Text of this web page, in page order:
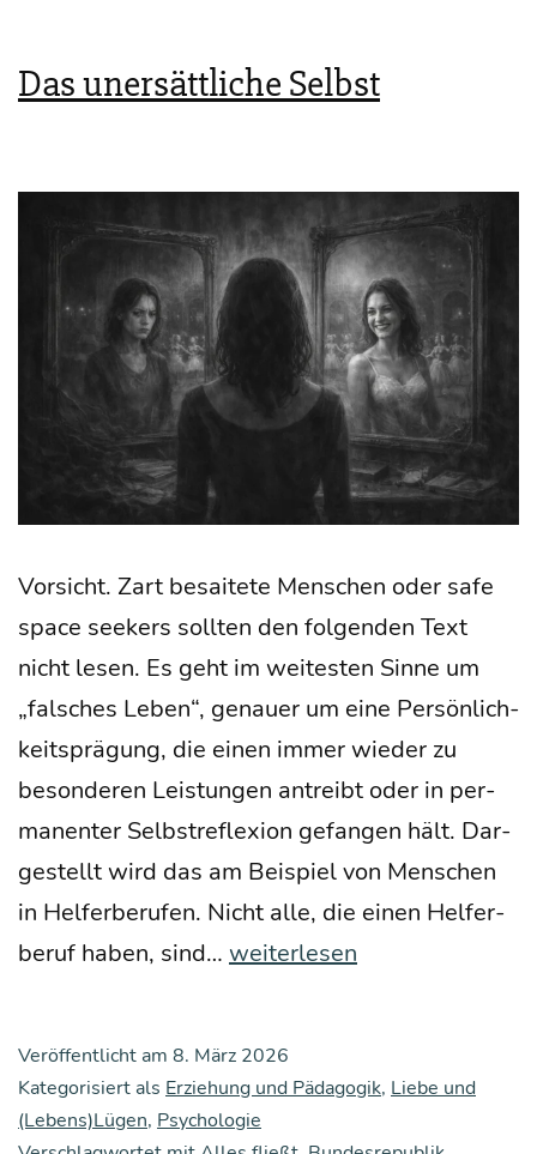
Das unersättliche Selbst
Vor­sicht. Zart besai­te­te Men­schen oder safe
space see­kers soll­ten den fol­gen­den Text
nicht lesen. Es geht im wei­tes­ten Sin­ne um
„fal­sches Leben“, genau­er um eine Per­sön­lich­
keits­prä­gung, die einen immer wie­der zu
beson­de­ren Leis­tun­gen antreibt oder in per­
ma­nen­ter Selbst­re­fle­xi­on gefan­gen hält. Dar­
ge­stellt wird das am Bei­spiel von Men­schen
in Hel­fer­be­ru­fen. Nicht alle, die einen Hel­fer­
be­ruf haben, sind… Das
che
weiterlesen
Veröffentlicht am 8. März 2026
Kategorisiert als Erziehung und Pädagogik, Liebe und
(Lebens)Lügen, Psychologie